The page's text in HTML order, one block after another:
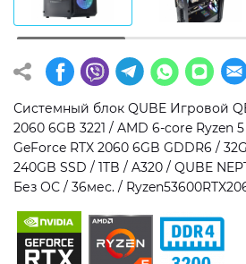
Операционная система
Windows 11 Home
Windows 11 Pro
Без ОС
Дополнительно
RGB-подсветка
Разблокированный
Системный блок QUBE Игровой
2060 6GB 3221 / AMD 6-core Ryzen
GeForce RTX 2060 6GB GDDR6 /
240GB SSD / 1TB / A320 / QUBE
Без ОС / 36мес. /